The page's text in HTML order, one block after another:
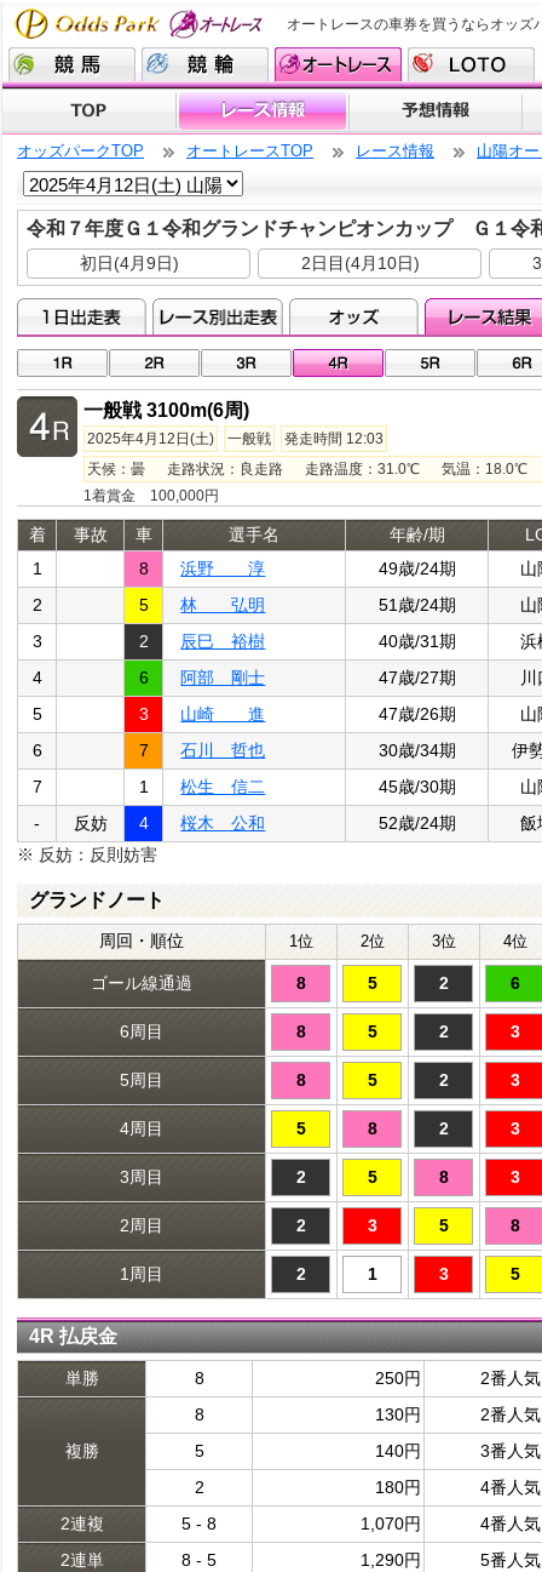
オートレースの車券を買うならオッズ
オッズパークTOP オートレースTOP レース情報 山陽オ
令和７年度Ｇ１令和グランドチャンピオンカップ Ｇ１令
初日(4月9日) 2日目(4月10日)
一般戦 3100m(6周)
2025年4月12日(土) 一般戦
発走時間 12:03
天候：曇 走路状況：良走路 走路温度：31.0℃ 気温：18.0℃
1着賞金 100,000円
着 事故 車 選手名 年齢/期
1
8 浜野 淳 49歳/24期
山
2
5 林 弘明 51歳/24期
山
3
2 辰巳 裕樹 40歳/31期
浜
4
6 阿部 剛士 47歳/27期
川
5
3 山崎 進 47歳/26期
山
6
7 石川 哲也 30歳/34期
伊
7
1 松生 信二 45歳/30期
山
-
反妨 4 桜木 公和 52歳/24期
飯
※ 反妨：反則妨害
グランドノート
周回・順位 1位 2位 3位 4位
ゴール線通過 8 5 2 6
6周目 8 5 2 3
5周目 8 5 2 3
4周目 5 8 2 3
3周目 2 5 8 3
2周目 2 3 5 8
1周目 2 1 3 5
4R 払戻金
単勝 8 250円 2番人気
複勝
8 130円
2番人気
5
140円
3番人気
2
180円
4番人気
2連複
5 - 8 1,070円
4番人気
2連単
8 - 5 1,290円 5番人気